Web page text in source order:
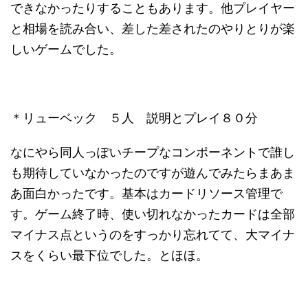
できなかったりすることもあります。他プレイヤー
と相場を読み合い、差した差されたのやりとりが楽
しいゲームでした。
＊リューベック ５人 説明とプレイ８０分
なにやら同人っぽいチープなコンポーネントで誰し
も期待していなかったのですが遊んでみたらまあま
あ面白かったです。基本はカードリソース管理で
す。ゲーム終了時、使い切れなかったカードは全部
マイナス点というのをすっかり忘れてて、大マイナ
スをくらい最下位でした。とほほ。